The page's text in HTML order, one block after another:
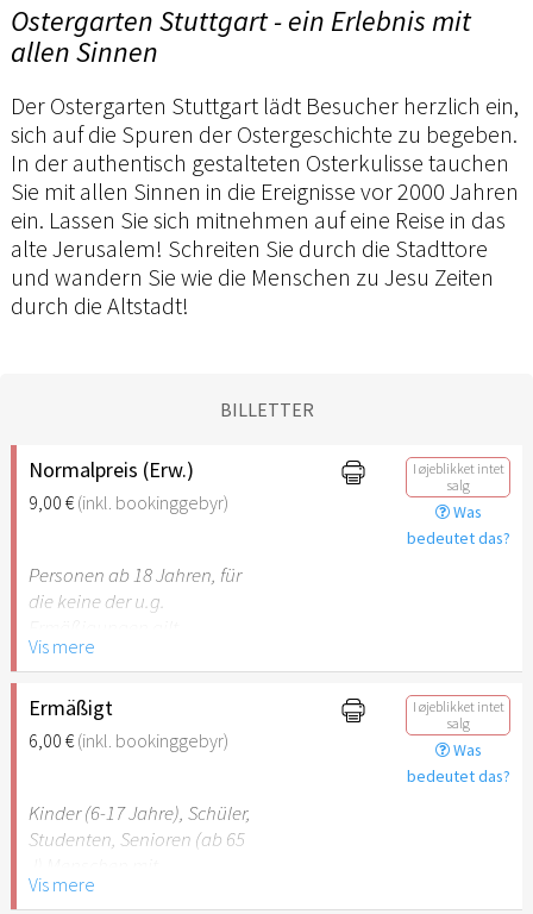
Ostergarten Stuttgart - ein Erlebnis mit
allen Sinnen
Der Ostergarten Stuttgart lädt Besucher herzlich ein,
sich auf die Spuren der Ostergeschichte zu begeben.
In der authentisch gestalteten Osterkulisse tauchen
Sie mit allen Sinnen in die Ereignisse vor 2000 Jahren
ein. Lassen Sie sich mitnehmen auf eine Reise in das
alte Jerusalem! Schreiten Sie durch die Stadttore
und wandern Sie wie die Menschen zu Jesu Zeiten
durch die Altstadt!
BILLETTER
Normalpreis (Erw.)
9,00 €(inkl. bookinggebyr)
I øjeblikket intet
salg
Was
bedeutet das?
Personen ab 18 Jahren, für
die keine der u.g.
Vis mere
Ermäßigt
6,00 €(inkl. bookinggebyr)
I øjeblikket intet
salg
Was
bedeutet das?
Kinder (6-17 Jahre), Schüler,
Studenten, Senioren (ab 65
Behinderung (ab 50%),
Vis mere